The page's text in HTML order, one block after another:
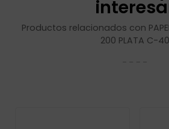
Productos relacionados con PAPEL
200 PLATA C-40